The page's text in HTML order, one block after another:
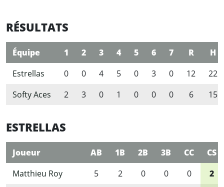
RÉSULTATS
Équipe 1 2 3 4 5 6 7 R
H
Estrellas
0 0 4 5 0 3 0 12
22
Softy Aces
2 3 0 1 0 0 0 6 15
ESTRELLAS
Joueur AB 1B 2B 3B CC
CS
Matthieu Roy
5 2 0 0 0
2